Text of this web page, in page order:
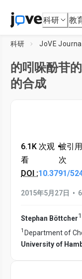
科研 教
科研 JoVE Journal
的吲哚酚苷
的合成
6.1K 次观
看
•被引
次
DOI :10.3791/
2015年5月27日 •
Stephan Böttcher1
1 Department of
University of